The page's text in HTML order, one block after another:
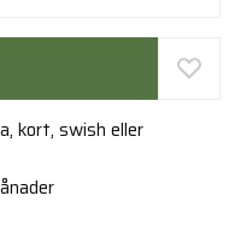
kort, swish eller